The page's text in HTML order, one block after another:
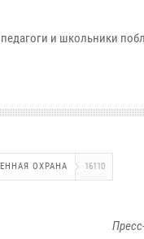
и школьники
ОХРАНА 16110